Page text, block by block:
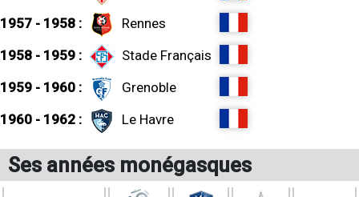
1957 - 1958 :
Rennes
1958 - 1959 :
Stade Français
1959 - 1960 :
Grenoble
1960 - 1962 :
Le Havre
Ses années monégasques